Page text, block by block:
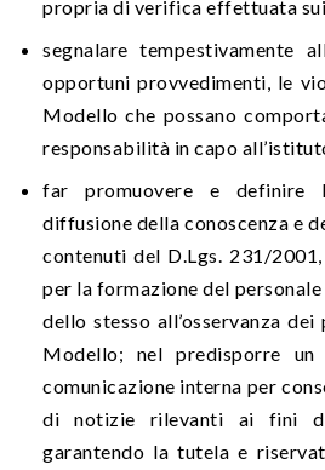
propria di verifica effettuata
segnalare tempestivamente
opportuni provvedimenti, le
Modello che possano
responsabilità in capo
far promuovere e
diffusione della conoscenza e
contenuti del D.Lgs. 231/
per la formazione del
dello stesso all’osservanza
Modello; nel predisporre
comunicazione interna per
di notizie rilevanti ai fini
garantendo la tutela e